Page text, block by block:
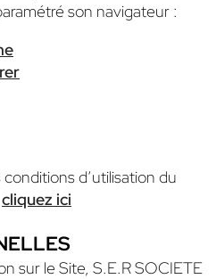
son navigateur :
d’utilisation du
cliquez ici
sur le Site, S.E.R SOCIETE